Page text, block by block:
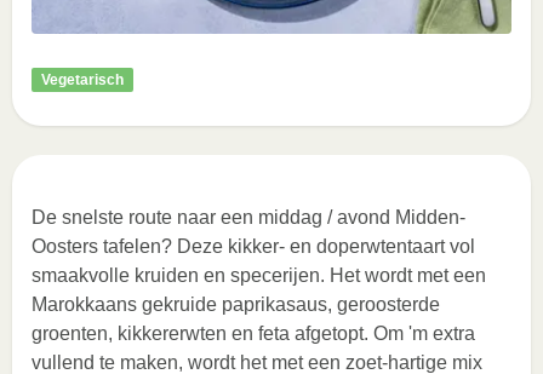
Vegetarisch
De snelste route naar een middag / avond Midden-
Oosters tafelen? Deze kikker- en doperwtentaart vol
smaakvolle kruiden en specerijen. Het wordt met een
Marokkaans gekruide paprikasaus, geroosterde
groenten, kikkererwten en feta afgetopt. Om 'm extra
vullend te maken, wordt het met een zoet-hartige mix